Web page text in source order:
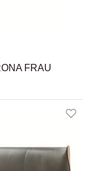
FRAU